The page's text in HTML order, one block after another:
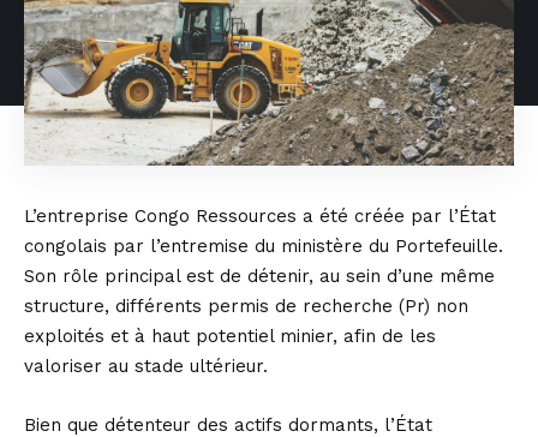
L’entreprise Congo Ressources a été créée par l’État
congolais par l’entremise du ministère du Portefeuille.
Son rôle principal est de détenir, au sein d’une même
structure, différents permis de recherche (Pr) non
exploités et à haut potentiel minier, afin de les
valoriser au stade ultérieur.
Bien que détenteur des actifs dormants, l’État